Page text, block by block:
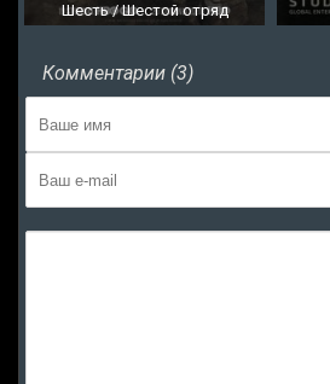
Шесть / Шестой отряд
Комментарии (3)